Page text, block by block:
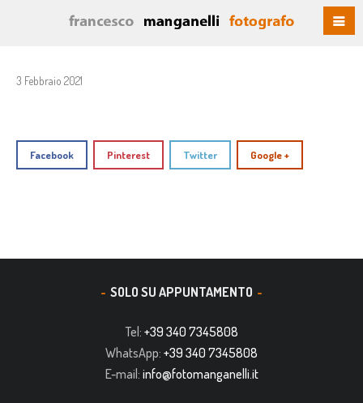
3 Febbraio 2021
Facebook Pinterest Twitter Google +
SOLO SU APPUNTAMENTO
Tel: +39 340 7345808
WhatsApp: +39 340 7345808
E-mail: info@fotomanganelli.it